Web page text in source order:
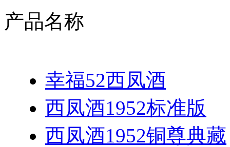
产品名称
幸福52西凤酒
西凤酒1952标准版
西凤酒1952铜尊典藏